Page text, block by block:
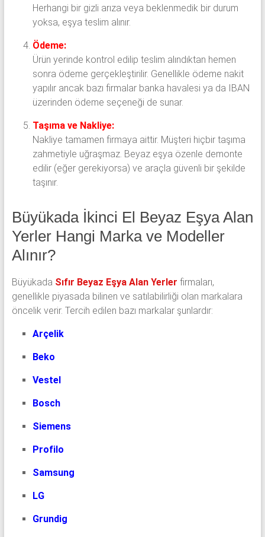
Herhangi bir gizli arıza veya beklenmedik bir durum
yoksa, eşya teslim alınır.
Ödeme:
Ürün yerinde kontrol edilip teslim alındıktan hemen
sonra ödeme gerçekleştirilir. Genellikle ödeme nakit
yapılır ancak bazı firmalar banka havalesi ya da IBAN
üzerinden ödeme seçeneği de sunar.
Taşıma ve Nakliye:
Nakliye tamamen firmaya aittir. Müşteri hiçbir taşıma
zahmetiyle uğraşmaz. Beyaz eşya özenle demonte
edilir (eğer gerekiyorsa) ve araçla güvenli bir şekilde
taşınır.
Büyükada İkinci El Beyaz Eşya Alan
Yerler Hangi Marka ve Modeller
Alınır?
Büyükada Sıfır Beyaz Eşya Alan Yerler firmaları,
genellikle piyasada bilinen ve satılabilirliği olan markalara
öncelik verir. Tercih edilen bazı markalar şunlardır:
Arçelik
Beko
Vestel
Bosch
Siemens
Profilo
Samsung
LG
Grundig